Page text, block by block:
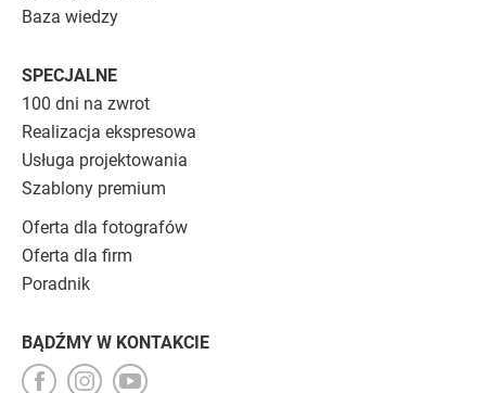
Baza wiedzy
SPECJALNE
100 dni na zwrot
Realizacja ekspresowa
Usługa projektowania
Szablony premium
Oferta dla fotografów
Oferta dla firm
Poradnik
BĄDŹMY W KONTAKCIE